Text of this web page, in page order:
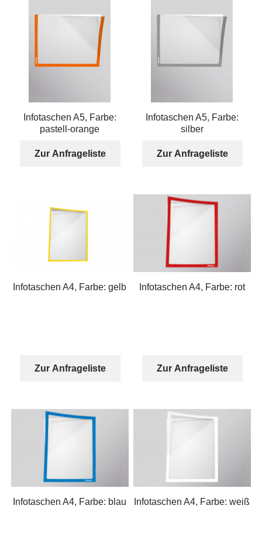
Infotaschen A5, Farbe:
pastell-orange
Zur Anfrageliste
Infotaschen A5, Farbe:
silber
Zur Anfrageliste
Infotaschen A4, Farbe: gelb
Zur Anfrageliste
Infotaschen A4, Farbe: rot
Zur Anfrageliste
Infotaschen A4, Farbe: blau Infotaschen A4, Farbe: weiß